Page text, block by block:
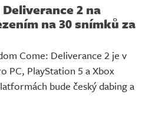
2 na
na 30 snímků za
Come: Deliverance 2 je v
PC, PlayStation 5 a Xbox
bude český dabing a